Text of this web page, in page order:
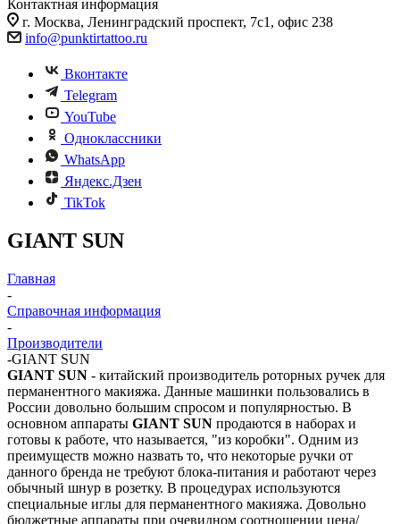
Контактная информация
г. Москва, Ленинградский проспект, 7с1, офис 238
info@punktirtattoo.ru
Вконтакте
Telegram
YouTube
Одноклассники
WhatsApp
Яндекс.Дзен
TikTok
GIANT SUN
Главная
-
Справочная информация
-
Производители
-GIANT SUN
GIANT SUN - китайский производитель роторных ручек для
перманентного макияжа. Данные машинки пользовались в
России довольно большим спросом и популярностью. В
основном аппараты GIANT SUN продаются в наборах и
готовы к работе, что называется, "из коробки". Одним из
преимуществ можно назвать то, что некоторые ручки от
данного бренда не требуют блока-питания и работают через
обычный шнур в розетку. В процедурах используются
специальные иглы для перманентного макияжа. Довольно
бюджетные аппараты при очевидном соотношении цена/